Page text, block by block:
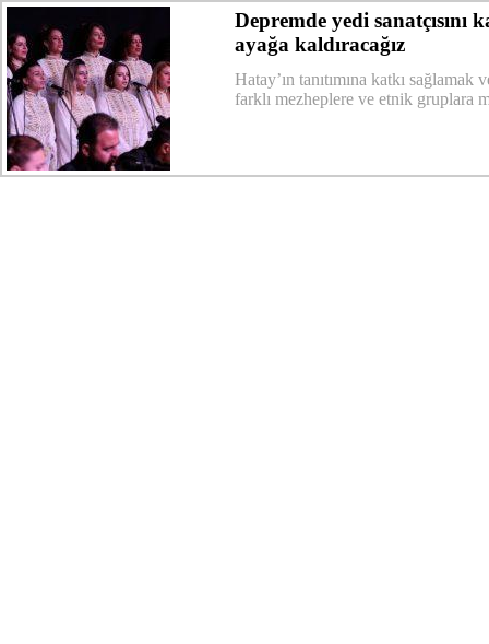
Depremde yedi
ayağa kaldıracağız
Hatay’ın tanıtımına katkı
farklı mezheplere ve etnik gruplara